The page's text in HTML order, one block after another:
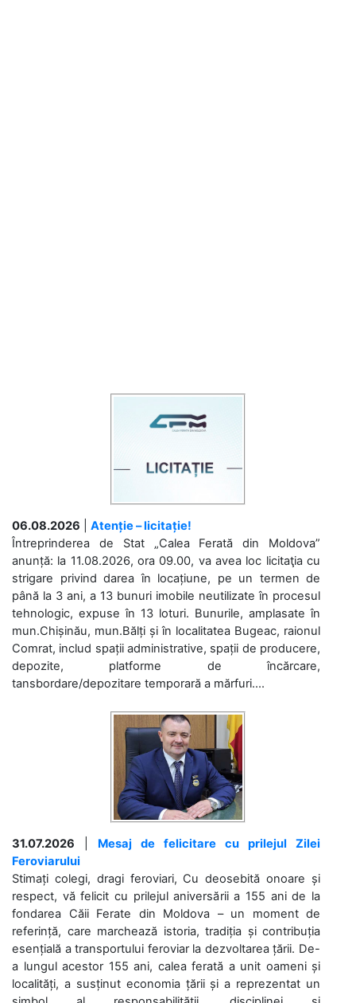
06.08.2026
Atenție – licitație!
Întreprinderea de Stat „Calea Ferată din Moldova”
anunță: la 11.08.2026, ora 09.00, va avea loc licitaţia cu
strigare privind darea în locațiune, pe un termen de
până la 3 ani, a 13 bunuri imobile neutilizate în procesul
tehnologic, expuse în 13 loturi. Bunurile, amplasate în
mun.Chișinău, mun.Bălți și în localitatea Bugeac, raionul
Comrat, includ spații administrative, spații de producere,
depozite, platforme de încărcare,
tansbordare/depozitare temporară a mărfuri....
31.07.2026
Mesaj de felicitare cu prilejul Zilei
Feroviarului
Stimați colegi, dragi feroviari, Cu deosebită onoare și
respect, vă felicit cu prilejul aniversării a 155 ani de la
fondarea Căii Ferate din Moldova – un moment de
referință, care marchează istoria, tradiția și contribuția
esențială a transportului feroviar la dezvoltarea țării. De-
a lungul acestor 155 ani, calea ferată a unit oameni și
localități, a susținut economia țării și a reprezentat un